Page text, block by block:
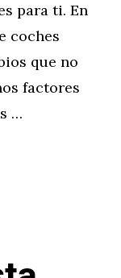
para ti. En
coches
que no
factores
…